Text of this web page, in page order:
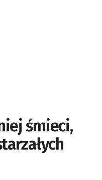
śmieci,